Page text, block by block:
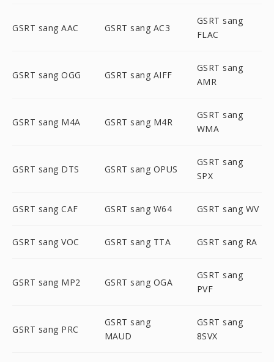
GSRT sang AAC GSRT sang AC3
GSRT sang
FLAC
GSRT sang OGG GSRT sang AIFF
GSRT sang
AMR
GSRT sang M4A GSRT sang M4R
GSRT sang
WMA
GSRT sang DTS GSRT sang OPUS
GSRT sang
SPX
GSRT sang CAF GSRT sang W64 GSRT sang WV
GSRT sang VOC GSRT sang TTA GSRT sang RA
GSRT sang MP2 GSRT sang OGA
GSRT sang
PVF
GSRT sang PRC
GSRT sang
MAUD
GSRT sang
8SVX